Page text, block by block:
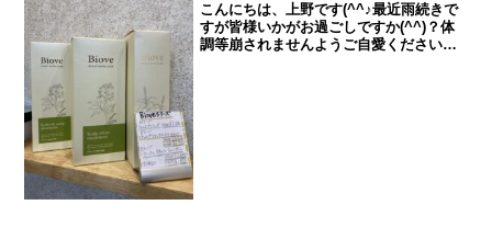
こんにちは、上野です(^^♪最近雨続きで
すが皆様いかがお過ごしですか(^^)？体
調等崩されませんようご自愛ください